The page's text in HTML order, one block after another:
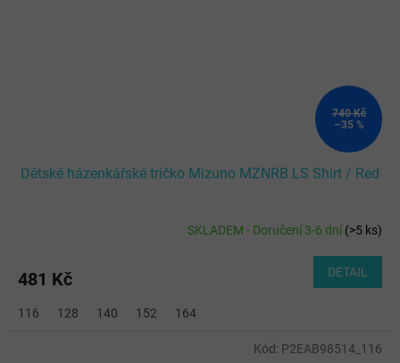
740 Kč
–35 %
Dětské házenkářské tričko Mizuno MZNRB LS Shirt / Red
SKLADEM - Doručení 3-6 dní(>5 ks)
481 Kč DETAIL
116 128 140 152 164
Kód: P2EAB98514_116